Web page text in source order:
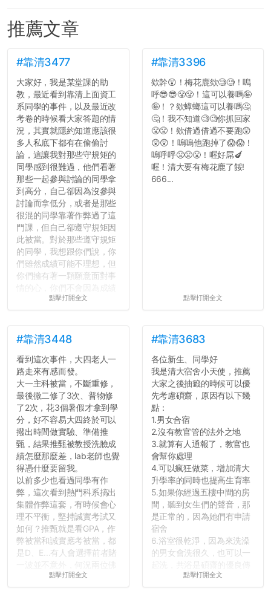
推薦文章
#靠清3477
大家好，我是某堂課的助
教，最近看到靠清上面資工
系同學的事件，以及最近改
考卷的時候看大家答題的情
況，其實就隱約知道應該很
多人私底下都有在偷偷討
論，這讓我對那些守規矩的
同學感到很難過，他們看著
那些一起參與討論的同學拿
到高分，自己卻因為沒參與
討論而拿低分，或者是那些
很混的同學靠著作弊過了這
門課，但自己卻遵守規矩因
此被當。對於那些遵守規矩
的同學，我想跟你們說，你
們雖然成績可能不理想，但
你們擁有著一顆願意面對事
壓力而選擇逃避(作弊)，在
績無法體現你們的努力，但
往後你們正直的態度一定會
讓你們在社會上適應得更
好。最後，那些作弊的同
學，你們要瞭解到作弊對你
們而言是沒有任何好處的，
大學是你們唯一可以勇敢認
錯但不需要付出太大代價的
地方，你們在這時候如果不
會學會...
點擊打開全文
#靠清3396
欸幹😲！梅花鹿欸🧐🧐！嗚
呼😎😎😤😤！這可以養嗎🤪
🤪！？欸蟑螂這可以養嗎🤔
🤔！我不知道🧐🧐你抓回家
😤😤！欸借過借過不要跑😲
😲😲！嗚嗚他跑掉了😱😱！
嗚呼呼😤😤😤！喔好屌🍆
喔！清大要有梅花鹿了餒!
666...
點擊打開全文
#靠清3448
看到這次事件，大四老人一
路走來有感而發。
大一主科被當，不斷重修，
最後微二修了3次、普物修
了2次，花3個暑假才拿到學
分，好不容易大四終於可以
撥出時間做實驗、準備推
甄，結果推甄被教授洗臉成
績怎麼那麼差，lab老師也覺
得憑什麼要留我。
以前多少也看過同學有作
弊，這次看到熱門科系搞出
集體作弊這套，有時候會心
理不平衡，堅持誠實考試又
如何？推甄就是看GPA，作
弊被當和誠實應考被當，都
是D、E...有人會選擇前者賭
心教授看起來要輕輕放下
點擊打開全文
#靠清3683
各位新生、同學好
我是清大宿舍小天使，推薦
大家之後抽籤的時候可以優
先考慮碩齋，原因有以下幾
點：
1.男女合宿
2.沒有教官管的法外之地
3.就算有人通報了，教官也
會幫你處理
4.可以瘋狂做菜，增加清大
升學率的同時也提高生育率
5.如果你經過五樓中間的房
間，聽到女生們的聲音，那
是正常的，因為她們有申請
宿舍
6.浴室很乾淨，因為來洗澡
的男女會洗很久，也可以一
點擊打開全文